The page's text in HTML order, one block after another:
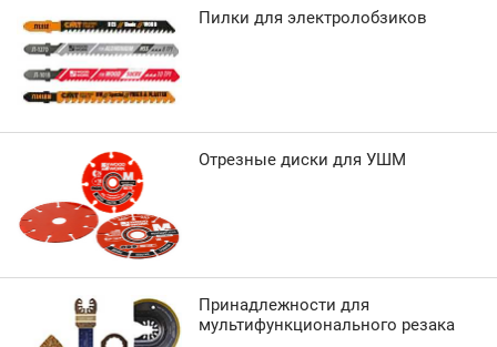
Пилки для электролобзиков
Отрезные диски для УШМ
Принадлежности для
мультифункционального резака